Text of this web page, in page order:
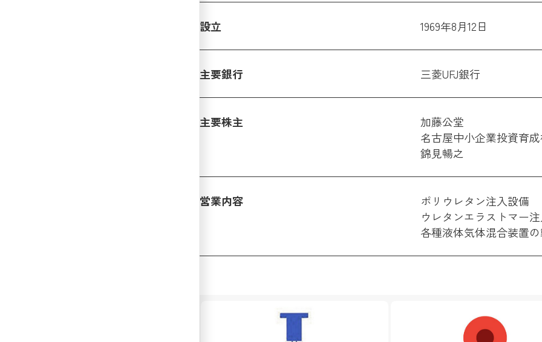
設立 1969年8月12日
主要銀行 三菱UFJ銀行
主要株主
加藤公堂
名古屋中小企業投資育
錦見暢之
営業内容
ポリウレタン注入設備
ウレタンエラストマー
各種液体気体混合装置